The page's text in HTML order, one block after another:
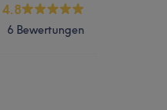
4.8
6 Bewertungen